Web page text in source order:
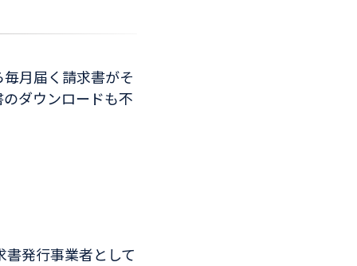
月届く請求書がそ
ダウンロードも不
書発行事業者として